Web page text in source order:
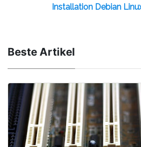
Installation Debian
Beste Artikel